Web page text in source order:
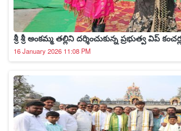
శ్రీ శ్రీ అంకమ్మ తల్లిని దర్శించుకున్న ప్రభుత్వ విప్
16 January 2026 11:08 PM